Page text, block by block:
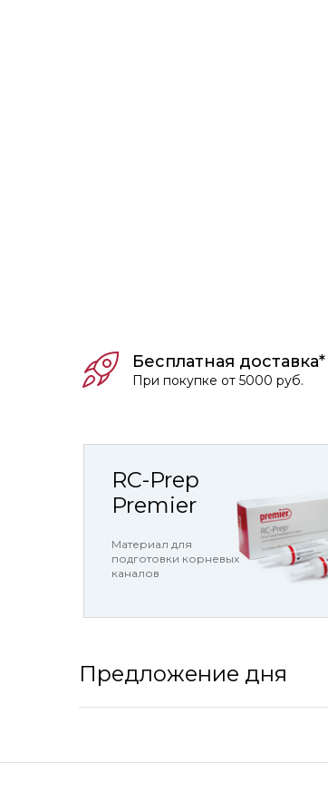
Бесплатная доставка*
При покупке от 5000 руб.
RC-Prep
Premier
Материал для
подготовки корневых
каналов
Предложение дня